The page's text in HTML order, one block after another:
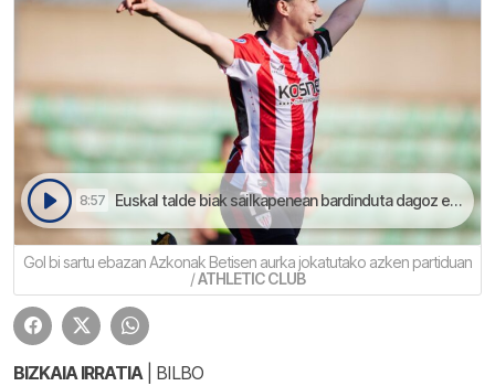
8:57 Euskal talde biak sailkapenean bardinduta dagoz eta Txapeldunen Liga puntu bakar batera daukie | Jokoan
Gol bi sartu ebazan Azkonak Betisen aurka jokatutako azken partiduan
/ATHLETIC CLUB
BIZKAIA IRRATIA| BILBO